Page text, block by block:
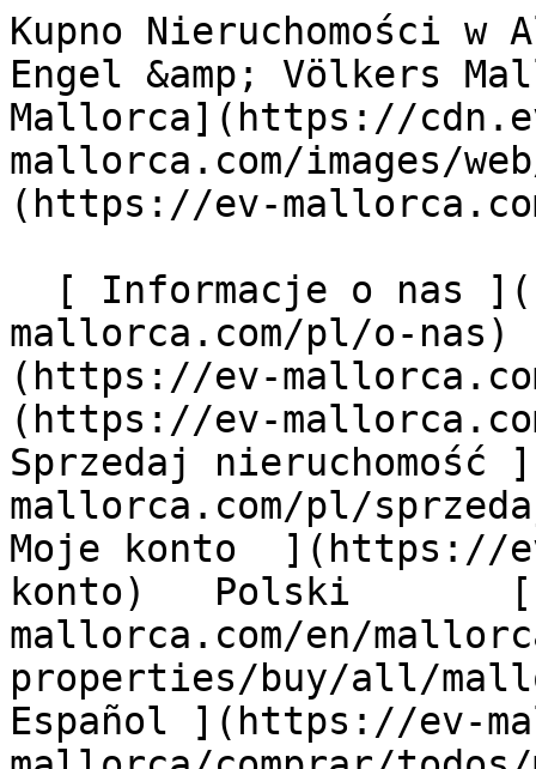
Kupno Nieruchomości w Alaró - Mallorca Central - Engel &amp; Völkers Mallorca                [ ![EV Mallorca](https://cdn.ev-mallorca.com/images/web/EV_Logo_RGB.svg) ](https://ev-mallorca.com/pl)  Mallorca  

  [ Informacje o nas ](https://ev-mallorca.com/pl/o-nas) [ Majorka Informacje ](https://ev-mallorca.com/pl/o-majorce) [ Kontakt ](https://ev-mallorca.com/pl/lokalizacje-biur) [ Sprzedaj nieruchomość ](https://ev-mallorca.com/pl/sprzedaj-nieruchomosc-majorce) [    Moje konto  ](https://ev-mallorca.com/pl/moje-konto)   Polski       [ English ](https://ev-mallorca.com/en/mallorca-properties/buy/all/mallorca/central/alaro)   [ Español ](https://ev-mallorca.com/es/inmobiliaria-mallorca/comprar/todos/mallorca/central/alaro)   [ Deutsch ](https://ev-mallorca.com/de/mallorca-immobilien/kauf/alle/mallorca/inselmitte/alaro)   [ Català ](https://ev-mallorca.com/ca/immobiliaria-mallorca/comprar/tots/mallorca/central/alaro)   [ Svenska ](https://ev-mallorca.com/sv/mallorca-fastigheter/kop/alla/mallorca/central/alaro)   [ Français ](https://ev-mallorca.com/fr/biens-majorque/acheter/tous/mallorca/central/alaro)    [ Italiano ](https://ev-mallorca.com/it/immobiliare-maiorca/comprare/tutti/mallorca/central/alaro)   [ Dutch ](https://ev-mallorca.com/nl/mallorca-eigendommen/kopen/alle/mallorca/centraal/alaro)   [ Русский ](https://ev-mallorca.com/ru/nedvizhimost-mayorka/kupit/vse/mallorca/centralnyi/alaro)   [ Dansk ](https://ev-mallorca.com/da/mallorca-ejendom/k%C3%B8be/alle/mallorca/central/alaro)   

  Kupno  [ Wszystkie nieruchomości ](https://ev-mallorca.com/pl/nieruchomosci-majorce?contract_type=0) [ Dom ](https://ev-mallorca.com/pl/nieruchomosci-majorce?contract_type=0&type%5B0%5D=0) [ Domek na wsi "finca" ](https://ev-mallorca.com/pl/nieruchomosci-majorce?contract_type=0&type%5B0%5D=1) [ Mieszkanie ](https://ev-mallorca.com/pl/nieruchomosci-majorce?contract_type=0&type%5B0%5D=2) [ Apartament-Penthouse ](https://ev-mallorca.com/pl/nieruchomosci-majorce?contract_type=0&type%5B0%5D=5) [ Działki ](https://ev-mallorca.com/pl/nieruchomosci-majorce?contract_type=0&type%5B0%5D=3) [ Nowe budownictwo ](https://ev-mallorca.com/pl/nieruchomosci-majorce?contract_type=0&type%5B0%5D=development) 

  Wynajem  [ Wszystkie nieruchomości ](https://ev-mallorca.com/pl/nieruchomosci-majorce?contract_type=1) [ Dom ](https://ev-mallorca.com/pl/nieruchomosci-majorce?contract_type=1&type%5B0%5D=0) [ Domek na wsi "finca" ](https://ev-mallorca.com/pl/nieruchomosci-majorce?contract_type=1&type%5B0%5D=1) [ Mieszkanie ](https://ev-mallorca.com/pl/nieruchomosci-majorce?contract_type=1&type%5B0%5D=2) [ Apartament-Penthouse ](https://ev-mallorca.com/pl/nieruchomosci-majorce?contract_type=1&type%5B0%5D=5) 

  Wynajem wakacyjny  [ Wszystkie nieruchomości ](https://ev-mallorca.com/pl/wynajmy-wakacyjne) [ Dom ](https://ev-mallorca.com/pl/wynajmy-wakacyjne?type%5B0%5D=0) [ Domek na wsi "finca" ](https://ev-mallorca.com/pl/wynajmy-wakacyjne?type%5B0%5D=1) [ Mieszkanie ](https://ev-mallorca.com/pl/wynajmy-wakacyjne?type%5B0%5D=2) [ Apartament-Penthouse ](https://ev-mallorca.com/pl/wynajmy-wakacyjne?type%5B0%5D=5) 

  Komercyjne  [ Wszystkie nieruchomości ](https://ev-mallorca.com/pl/nieruchomosci-komercyjne) [ Leśnictwo ](https://ev-mallorca.com/pl/nieruchomosci-komercyjne?type%5B0%5D=6) [ Hotel ](https://ev-mallorca.com/pl/nieruchomosci-komercyjne?type%5B0%5D=7) [ Branża przemysłowa ](https://ev-mallorca.com/pl/nieruchomosci-komercyjne?type%5B0%5D=8) [ Inwestycja ](https://ev-mallorca.com/pl/nieruchomosci-komercyjne?type%5B0%5D=9) [ Gastronomia ](https://ev-mallorca.com/pl/nieruchomosci-komercyjne?type%5B0%5D=10) [ Grunt ](https://ev-mallorca.com/pl/nieruchomosci-komercyjne?type%5B0%5D=11) [ Biuro ](https://ev-mallorca.com/pl/nieruchomosci-komercyjne?type%5B0%5D=12) [ Inne ](https://ev-mallorca.com/pl/nieruchomosci-komercyjne?type%5B0%5D=13) [ Sklep ](https://ev-mallorca.com/pl/nieruchomosci-komercyjne?type%5B0%5D=14) 

 [ Projekty deweloperskie ](https://ev-mallorca.com/pl/majorce-nowe-projekty-budowlane) 

     Polski       [ English ](https://ev-mallorca.com/en/mallorca-properties/buy/all/mallorca/central/alaro)   [ Español ](https://ev-mallorca.com/es/inmobiliaria-mallorca/comprar/todos/mallorca/central/alaro)   [ Deutsch ](https://ev-mallorca.com/de/mallorca-immobilien/kauf/alle/mallorca/inselmitte/alaro)   [ Català ](https://ev-mallorca.com/ca/immobiliaria-mallorca/comprar/tots/mallorca/central/alaro)   [ Svenska ](https://ev-mallorca.com/sv/mallorca-fastigheter/kop/alla/mallorca/central/alaro)   [ Français ](https://ev-mallorca.com/fr/biens-majorque/acheter/tous/mallorca/central/alaro)    [ Italiano ](https://ev-mallorca.com/it/